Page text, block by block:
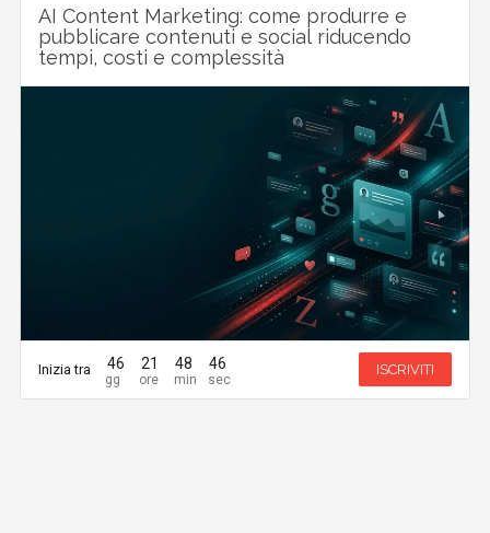
AI Content Marketing: come produrre e
pubblicare contenuti e social riducendo
tempi, costi e complessità
Inizia tra 46 21 48 45 ISCRIVITI